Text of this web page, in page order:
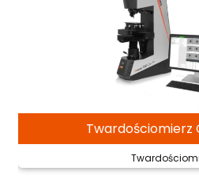
Twardościomierz